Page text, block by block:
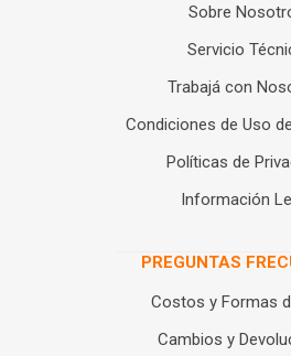
Sobre
Servicio
Trabajá con
Condiciones de Uso
Políticas de
Información
PREGUNTAS
Costos y Formas
Cambios y